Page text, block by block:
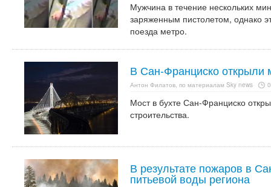
Мужчина в течение нескольких
заряженным пистолетом, однако
поезда метро.
В Сан-Франциско открыли
Антон Филатов, по материалам Sky news
Мост в бухте Сан-Франциско
строительства.
В результате пожаров в
питьевой воды региона